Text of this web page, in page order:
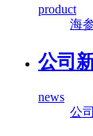
product
海
公司
news
公